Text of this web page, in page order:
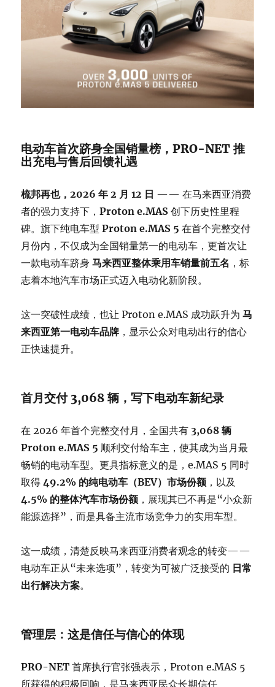
电动车首次跻身全国销量榜，PRO-NET 推
出充电与售后回馈礼遇
梳邦再也，2026 年 2 月 12 日 —— 在马来西亚消费
者的强力支持下，Proton e.MAS 创下历史性里程
碑。旗下纯电车型Proton e.MAS 5 在首个完整交付
月份内，不仅成为全国销量第一的电动车，更首次让
一款电动车跻身马来西亚整体乘用车销量前五名 ，标
志着本地汽车市场正式迈入电动化新阶段。
这一突破性成绩，也让 Proton e.MAS 成功跃升为马
来西亚第一电动车品牌 ，显示公众对电动出行的信心
正快速提升。
首月交付 3,068 辆，写下电动车新纪录
在 2026 年首个完整交付月，全国共有 3,068 辆
Proton e.MAS 5 顺利交付给车主，使其成为当月最
畅销的电动车型。更具指标意义的是，e.MAS 5 同时
取得49.2% 的纯电动车（BEV）市场份额 ，以及
4.5% 的整体汽车市场份额 ，展现其已不再是“小众新
能源选择”，而是具备主流市场竞争力的实用车型。
这一成绩，清楚反映马来西亚消费者观念的转变——
电动车正从“未来选项”，转变为可被广泛接受的 日常
出行解决方案。
管理层：这是信任与信心的体现
PRO-NET 首席执行官张强表示，Proton e.MAS 5
所获得的积极回响，是马来西亚民众长期信任